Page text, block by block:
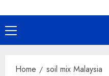
Primary
Menu
Home soil mix Malaysia